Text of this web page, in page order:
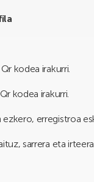
kodea irakurri.
kodea irakurri.
erregistroa
sarrera eta